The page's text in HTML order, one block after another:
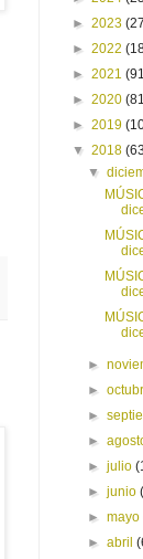
► 2023
► 2022
► 2021
► 2020
► 2019
▼ 2018
▼
►
►
►
►
►julio
►junio
►mayo
►abril